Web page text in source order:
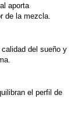
aporta
de la mezcla.
del sueño y
el perfil de